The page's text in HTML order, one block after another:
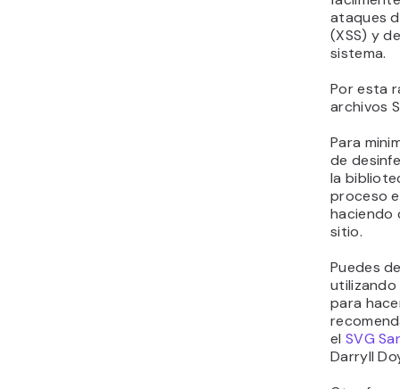
ataques
(XSS) y
sistema.
Por esta
archivos
Para
de
la
proceso
haciendo
sitio.
Puedes
utilizando
para
el SVG
Darryll